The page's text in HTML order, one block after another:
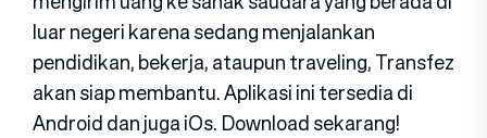
luar negeri karena sedang menjalankan
pendidikan, bekerja, ataupun traveling, Transfez
akan siap membantu. Aplikasi ini tersedia di
Android dan juga iOs. Download sekarang!